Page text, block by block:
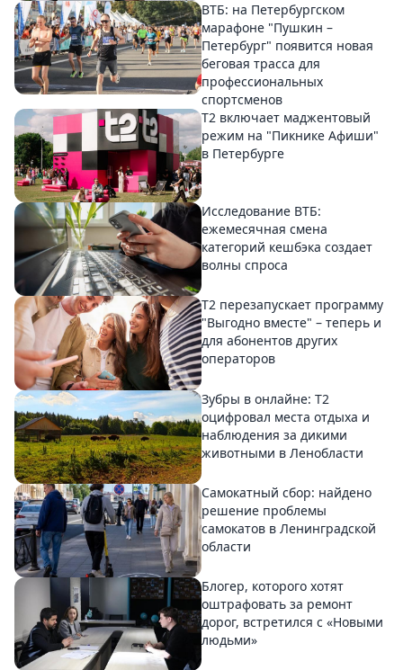
ВТБ: на Петербургском
марафоне "Пушкин –
Петербург" появится новая
беговая трасса для
профессиональных
спортсменов
Т2 включает маджентовый
режим на "Пикнике Афиши"
в Петербурге
Исследование ВТБ:
ежемесячная смена
категорий кешбэка создает
волны спроса
Т2 перезапускает программу
"Выгодно вместе" – теперь и
для абонентов других
операторов
Зубры в онлайне: Т2
оцифровал места отдыха и
наблюдения за дикими
животными в Ленобласти
Самокатный сбор: найдено
решение проблемы
самокатов в Ленинградской
области
Блогер, которого хотят
оштрафовать за ремонт
дорог, встретился с «Новыми
людьми»